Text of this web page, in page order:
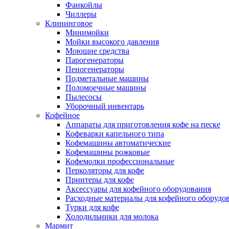
Фанкойлы
Чиллеры
Клининговое
Минимойки
Мойки высокого давления
Моющие средства
Парогенераторы
Пеногенераторы
Подметальные машины
Поломоечные машины
Пылесосы
Уборочный инвентарь
Кофейное
Аппараты для приготовления кофе на песке
Кофеварки капельного типа
Кофемашины автоматические
Кофемашины рожковые
Кофемолки профессиональные
Перколяторы для кофе
Принтеры для кофе
Аксессуары для кофейного оборудования
Расходные материалы для кофейного
Турки для кофе
Холодильники для молока
Мармит